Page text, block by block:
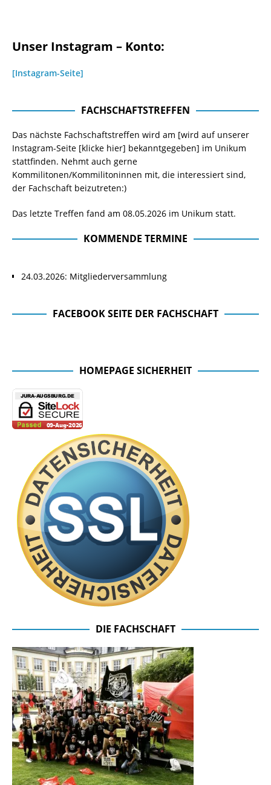
Unser Instagram – Konto:
[Instagram-Seite]
FACHSCHAFTSTREFFEN
Das nächste Fachschaftstreffen wird am [wird auf unserer
Instagram-Seite [klicke hier] bekanntgegeben] im Unikum
stattfinden. Nehmt auch gerne
Kommilitonen/Kommilitoninnen mit, die interessiert sind,
der Fachschaft beizutreten:)
Das letzte Treffen fand am 08.05.2026 im Unikum statt.
KOMMENDE TERMINE
24.03.2026: Mitgliederversammlung
FACEBOOK SEITE DER FACHSCHAFT
HOMEPAGE SICHERHEIT
DIE FACHSCHAFT